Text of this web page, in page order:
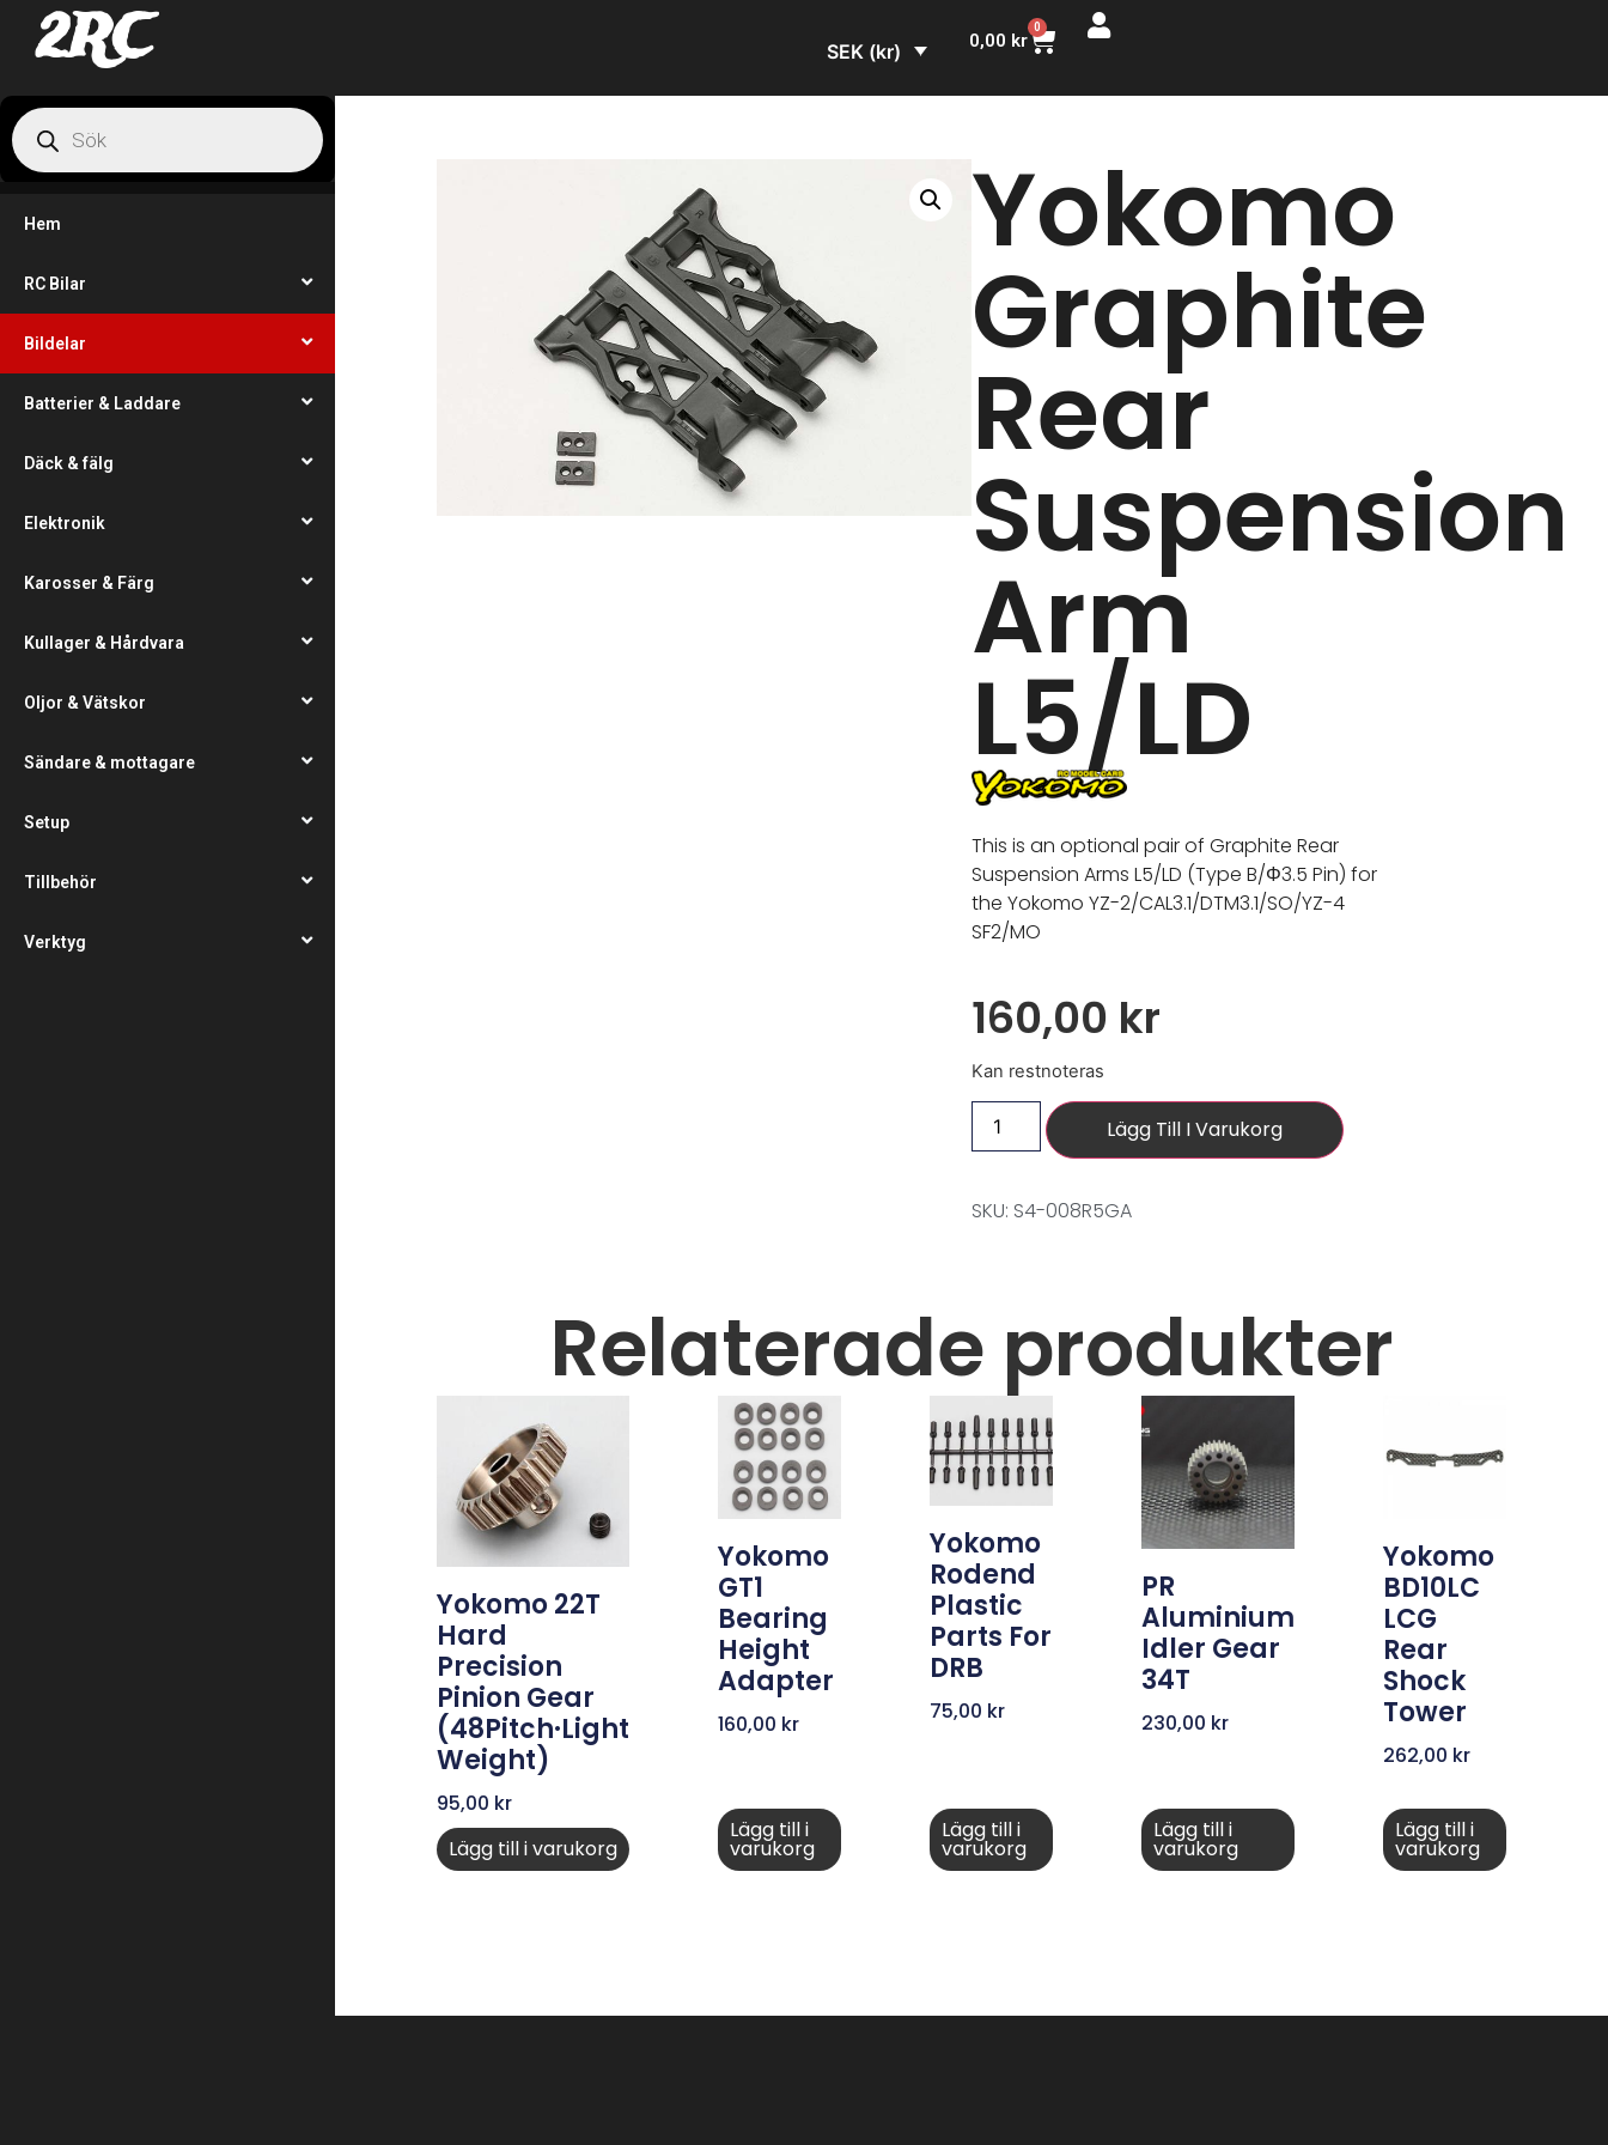
2RC SEK (kr) 0,00 kr
0
Hem
RC Bilar
Bildelar
Batterier & Laddare
Däck & fälg
Elektronik
Karosser & Färg
Kullager & Hårdvara
Oljor & Vätskor
Sändare & mottagare
Setup
Tillbehör
Verktyg
Yokomo
Graphite
Rear
Suspension
Arm
L5/LD
This is an optional pair of Graphite Rear
Suspension Arms L5/LD (Type B/Φ3.5 Pin) for
the Yokomo YZ-2/CAL3.1/DTM3.1/SO/YZ-4
SF2/MO
160,00 kr
Kan restnoteras
Lägg Till I Varukorg
SKU: S4-008R5GA
Relaterade produkter
Yokomo 22T
Hard
Precision
Pinion Gear
(48Pitch·Light
Weight)
95,00 kr
Lägg till i varukorg
Yokomo
GT1
Bearing
Height
Adapter
160,00 kr
Lägg till i
varukorg
Yokomo
Rodend
Plastic
Parts For
DRB
75,00 kr
Lägg till i
varukorg
PR
Aluminium
Idler Gear
34T
230,00 kr
Lägg till i
varukorg
Yokomo
BD10LC
LCG
Rear
Shock
Tower
262,00 kr
Lägg till i
varukorg